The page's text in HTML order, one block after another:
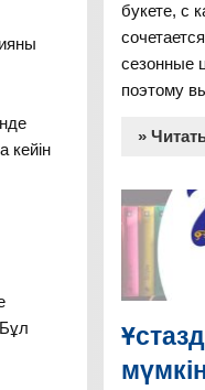
кейін
букете, с
сезонные
поэтому
»